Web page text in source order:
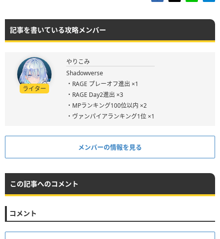
記事を書いている攻略メンバー
ライター
やりこみ
Shadowverse
・RAGE プレーオフ進出 ×1
・RAGE Day2進出 ×3
・MPランキング100位以内 ×2
・ヴァンパイアランキング1位 ×1
メンバーの情報を見る
この記事へのコメント
コメント